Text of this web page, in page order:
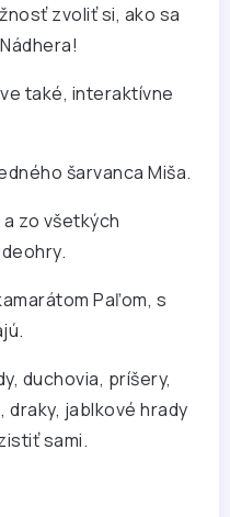
zvoliť si, ako sa
také, interaktívne
šarvanca Miša.
zo všetkých
Paľom, s
duchovia, príšery,
draky, jablkové hrady
sami.